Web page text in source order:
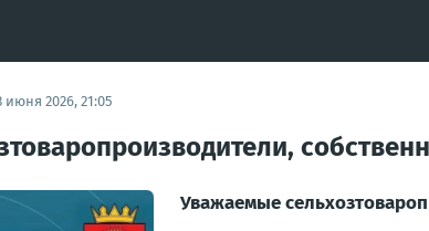
июня 2026, 21:05
Уважаемые